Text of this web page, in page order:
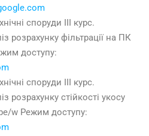
споруди ІІІ курс.
розрахунку фільтрації на ПК
доступу:
споруди ІІІ курс.
розрахунку стійкості укосу
w Режим доступу: